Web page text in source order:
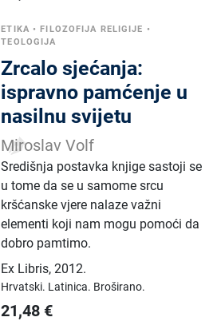
ETIKA •FILOZOFIJA RELIGIJE •
TEOLOGIJA
Zrcalo sjećanja:
ispravno pamćenje u
nasilnu svijetu
Miroslav Volf
Središnja postavka knjige sastoji se
u tome da se u samome srcu
kršćanske vjere nalaze važni
elementi koji nam mogu pomoći da
dobro pamtimo.
Ex Libris,2012.
Hrvatski. Latinica. Broširano.
21,48 €